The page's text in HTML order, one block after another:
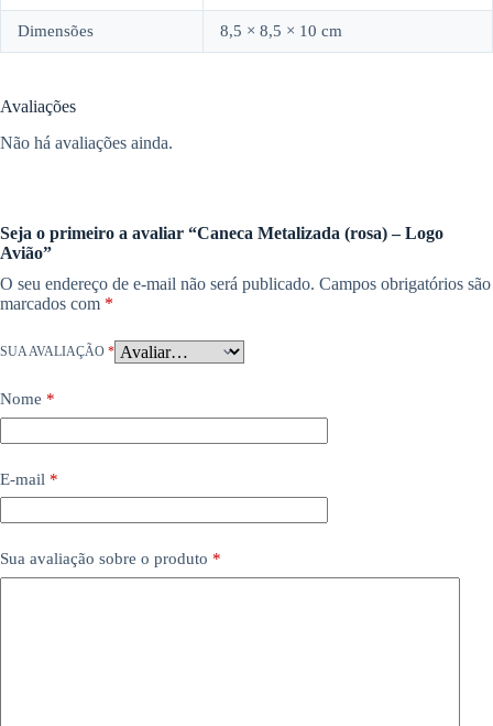
Dimensões 8,5 × 8,5 × 10 cm
Avaliações
Não há avaliações ainda.
Seja o primeiro a avaliar “Caneca Metalizada (rosa) – Logo
Avião”
O seu endereço de e-mail não será publicado. Campos obrigatórios são
marcados com *
SUA AVALIAÇÃO *
Nome *
E-mail *
Sua avaliação sobre o produto *